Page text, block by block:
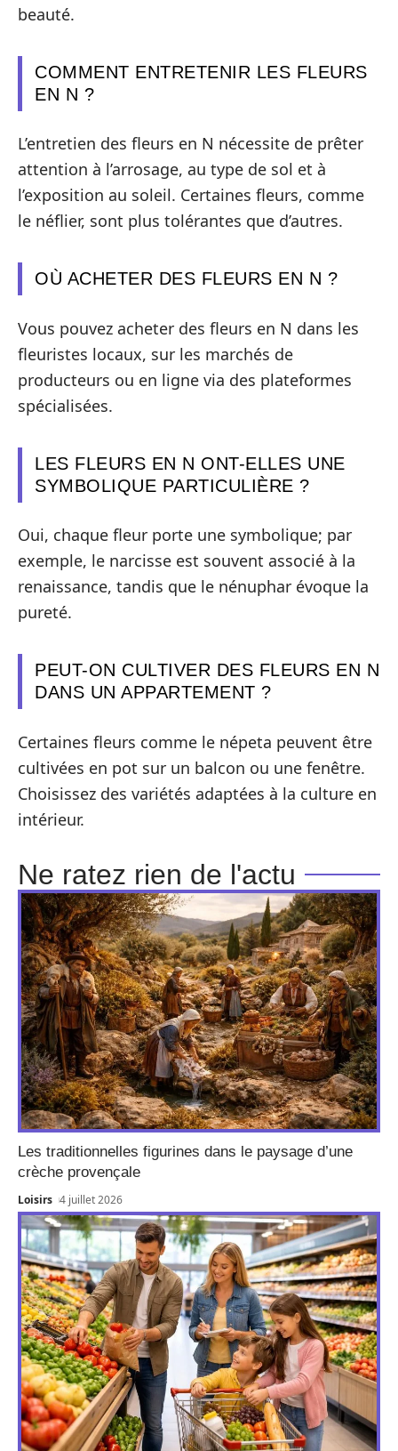
beauté.
COMMENT ENTRETENIR LES FLEURS
EN N ?
L’entretien des fleurs en N nécessite de prêter
attention à l’arrosage, au type de sol et à
l’exposition au soleil. Certaines fleurs, comme
le néflier, sont plus tolérantes que d’autres.
OÙ ACHETER DES FLEURS EN N ?
Vous pouvez acheter des fleurs en N dans les
fleuristes locaux, sur les marchés de
producteurs ou en ligne via des plateformes
spécialisées.
LES FLEURS EN N ONT-ELLES UNE
SYMBOLIQUE PARTICULIÈRE ?
Oui, chaque fleur porte une symbolique; par
exemple, le narcisse est souvent associé à la
renaissance, tandis que le nénuphar évoque la
pureté.
PEUT-ON CULTIVER DES FLEURS EN N
DANS UN APPARTEMENT ?
Certaines fleurs comme le népeta peuvent être
cultivées en pot sur un balcon ou une fenêtre.
Choisissez des variétés adaptées à la culture en
intérieur.
Ne ratez rien de l'actu
Les traditionnelles figurines dans le paysage d’une
crèche provençale
Loisirs 4 juillet 2026